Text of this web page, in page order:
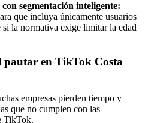
segmentación inteligente:
que incluya únicamente usuarios
si la normativa exige limitar la edad
pautar en TikTok Costa
empresas pierden tiempo y
que no cumplen con las
TikTok.